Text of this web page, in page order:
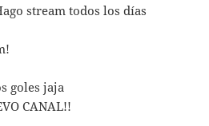
stream todos los días
goles jaja
CANAL!!